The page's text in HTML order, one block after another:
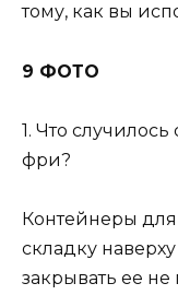
тому, как вы
9 ФОТО
1. Что
фри?
Контейнеры
складку
закрывать ее